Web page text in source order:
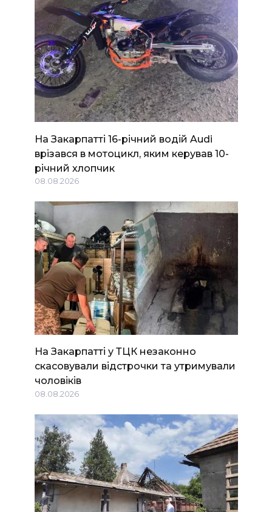
На Закарпатті 16-річний водій Audi
врізався в мотоцикл, яким керував 10-
річний хлопчик
08.08.2026
На Закарпатті у ТЦК незаконно
скасовували відстрочки та утримували
чоловіків
08.08.2026